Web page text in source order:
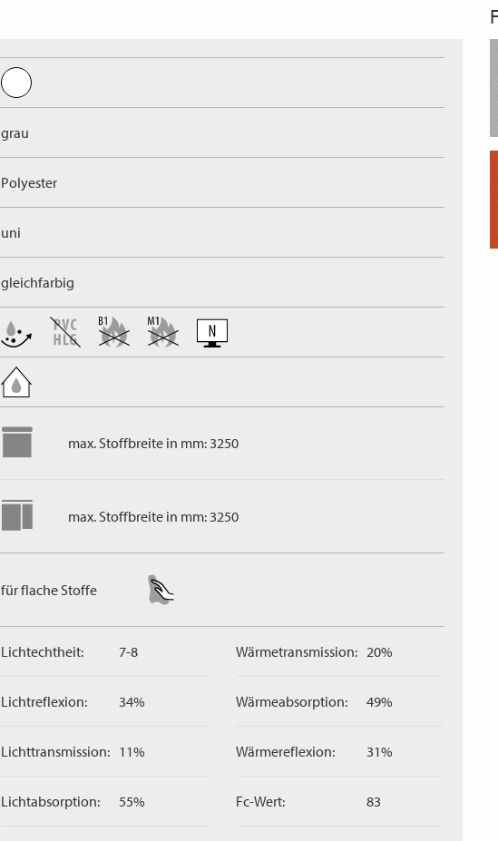
grau
Polyester
uni
gleichfarbig
max. Stoffbreite in mm: 3250
max. Stoffbreite in mm: 3250
für flache Stoffe
Lichtechtheit: 7-8
Lichtreflexion: 34%
Lichttransmission: 11%
Lichtabsorption: 55%
Wärmetransmission: 20%
Wärmeabsorption: 49%
Wärmereflexion: 31%
Fc-Wert: 83